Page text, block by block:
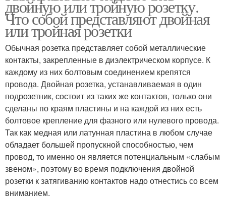
двойную или тройную розетку.
Что собой представляют двойная
или тройная розетки
Обычная розетка представляет собой металлические
контакты, закрепленные в диэлектрическом корпусе. К
каждому из них болтовым соединением крепятся
провода. Двойная розетка, устанавливаемая в один
подрозетник, состоит из таких же контактов, только они
сделаны по краям пластины и на каждой из них есть
болтовое крепление для фазного или нулевого провода.
Так как медная или латунная пластина в любом случае
обладает большей пропускной способностью, чем
провод, то именно он является потенциальным «слабым
звеном», поэтому во время подключения двойной
розетки к затягиванию контактов надо отнестись со всем
вниманием.